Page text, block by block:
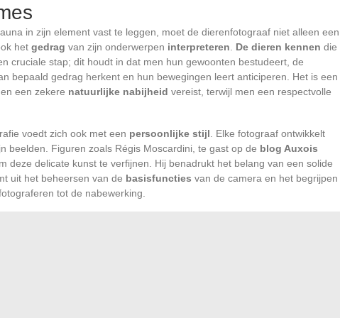
in zijn element vast te leggen, moet de dierenfotograaf niet alleen een
het gedrag van zijn onderwerpen interpreteren De dieren kennen die
cruciale stap; dit houdt in dat men hun gewoonten bestudeert, de
bepaald gedrag herkent en hun bewegingen leert anticiperen. Het is een
een zekere natuurlijke nabijheid vereist, terwijl men een respectvolle
voedt zich ook met een persoonlijke stijl . Elke fotograaf ontwikkelt
beelden. Figuren zoals Régis Moscardini, te gast op de blog Auxois
deze delicate kunst te verfijnen. Hij benadrukt het belang van een solide
uit het beheersen van de basisfuncties van de camera en het begrijpen
tot de nabewerking.